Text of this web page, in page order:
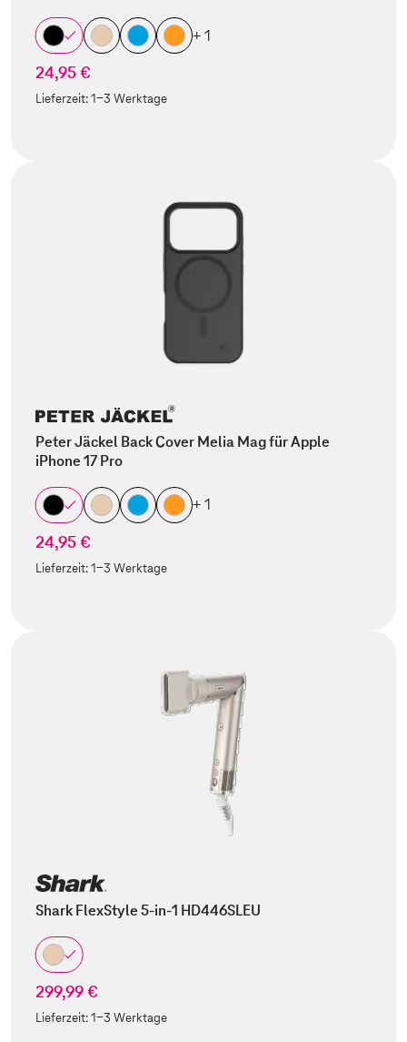
+ 1
24,95 €
Lieferzeit:1-3 Werktage
Peter Jäckel Back Cover Melia Mag für Apple
iPhone 17 Pro
+ 1
24,95 €
Lieferzeit:1-3 Werktage
Shark FlexStyle 5-in-1 HD446SLEU
299,99 €
Lieferzeit:1-3 Werktage